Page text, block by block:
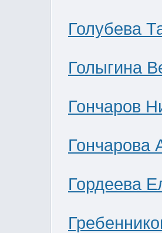
Голубева
Голыгина
Гончаров
Гончарова
Гордеева